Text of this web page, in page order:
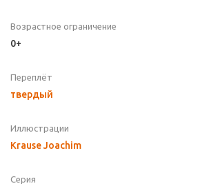
Возрастное ограничение
0+
Переплёт
твердый
Иллюстрации
Krause Joachim
Серия